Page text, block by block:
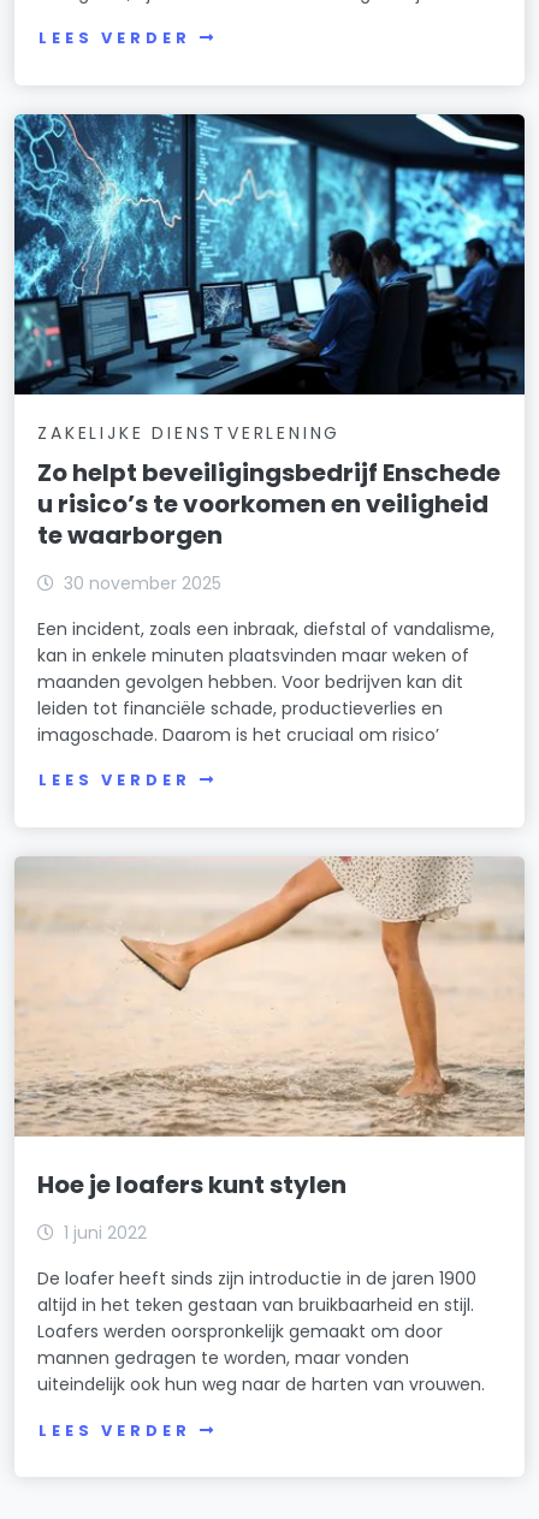
LEES VERDER
ZAKELIJKE DIENSTVERLENING
Zo helpt beveiligingsbedrijf Enschede
u risico’s te voorkomen en veiligheid
te waarborgen
30 november 2025
Een incident, zoals een inbraak, diefstal of vandalisme,
kan in enkele minuten plaatsvinden maar weken of
maanden gevolgen hebben. Voor bedrijven kan dit
leiden tot financiële schade, productieverlies en
imagoschade. Daarom is het cruciaal om risico’
LEES VERDER
Hoe je loafers kunt stylen
1 juni 2022
De loafer heeft sinds zijn introductie in de jaren 1900
altijd in het teken gestaan van bruikbaarheid en stijl.
Loafers werden oorspronkelijk gemaakt om door
mannen gedragen te worden, maar vonden
uiteindelijk ook hun weg naar de harten van vrouwen.
LEES VERDER